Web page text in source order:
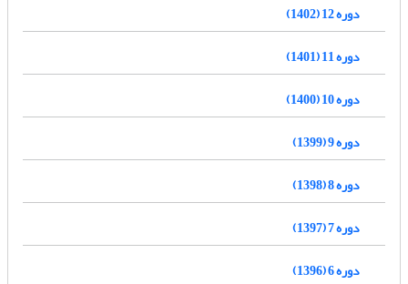
دوره 12 (1402)
دوره 11 (1401)
دوره 10 (1400)
دوره 9 (1399)
دوره 8 (1398)
دوره 7 (1397)
دوره 6 (1396)